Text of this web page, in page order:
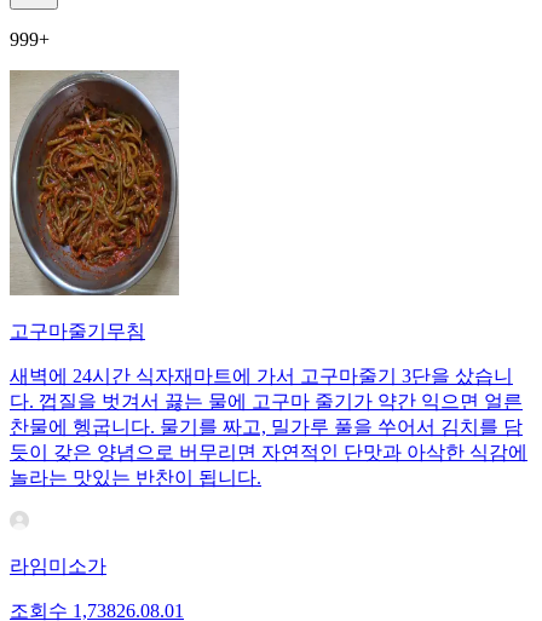
999+
고구마줄기무침
새벽에 24시간 식자재마트에 가서 고구마줄기 3단을 샀습니
다. 껍질을 벗겨서 끓는 물에 고구마 줄기가 약간 익으면 얼른
찬물에 헹굽니다. 물기를 짜고, 밀가루 풀을 쑤어서 김치를 담
듯이 갖은 양념으로 버무리면 자연적인 단맛과 아삭한 식감에
놀라는 맛있는 반찬이 됩니다.
라임미소가
조회수 1,73826.08.01